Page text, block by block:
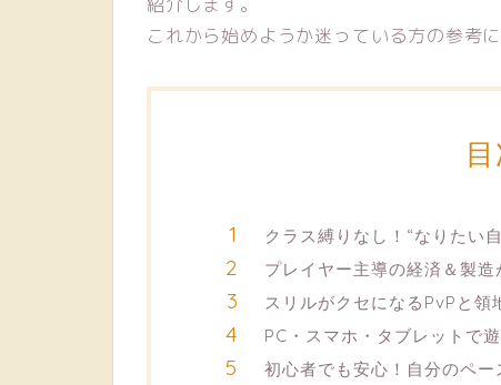
これから始めようか迷っている方の参考
クラス縛りなし！“なりたい
プレイヤー主導の経済＆製
スリルがクセになるPvPと領
PC・スマホ・タブレットで
初心者でも安心！自分のペ